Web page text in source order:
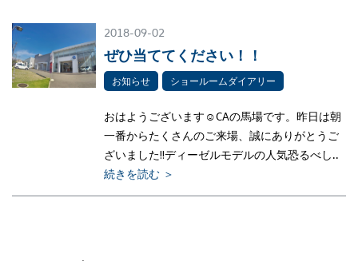
2018-09-02
ぜひ当ててください！！
お知らせ ショールームダイアリー
おはようございます☺CAの馬場です。昨日は朝
一番からたくさんのご来場、誠にありがとうご
ざいました‼ディーゼルモデルの人気恐るべし..
続きを読む ＞